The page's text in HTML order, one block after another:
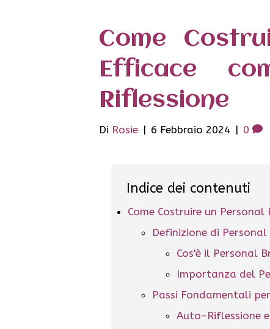
Come
Efficace
Riflessione
Di Rosie | 6 Febbraio 2024 | 0
Indice dei contenuti
Come Costruire un
Definizione di
Cos'è il Personal
Importanza del
Passi Fondamentali
Auto-Riflessione